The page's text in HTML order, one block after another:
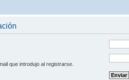
que introdujo al registrarse.